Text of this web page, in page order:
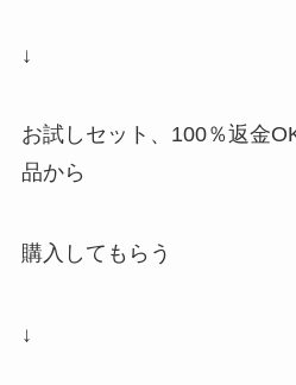
↓
お試しセット、100％返金
品から
購入してもらう
↓